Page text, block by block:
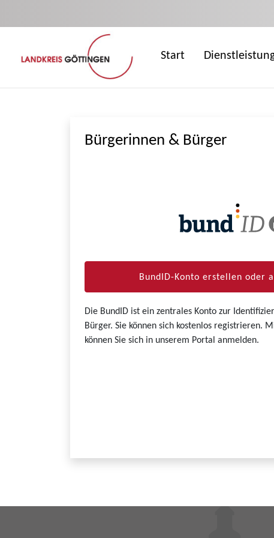
Start
Bürgerinnen & Bürger
BundID-Konto erstellen oder
Die BundID ist ein zentrales Konto zur
Bürger. Sie können sich kostenlos registrieren.
können Sie sich in unserem Portal anmelden.